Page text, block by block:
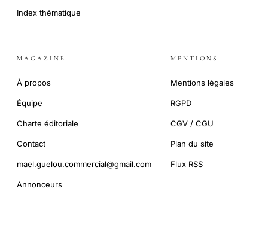
Index thématique
MAGAZINE
À propos
Équipe
Charte éditoriale
Contact
mael.guelou.commercial@gmail.com
Annonceurs
MENTIONS
Mentions légales
RGPD
CGV / CGU
Plan du site
Flux RSS